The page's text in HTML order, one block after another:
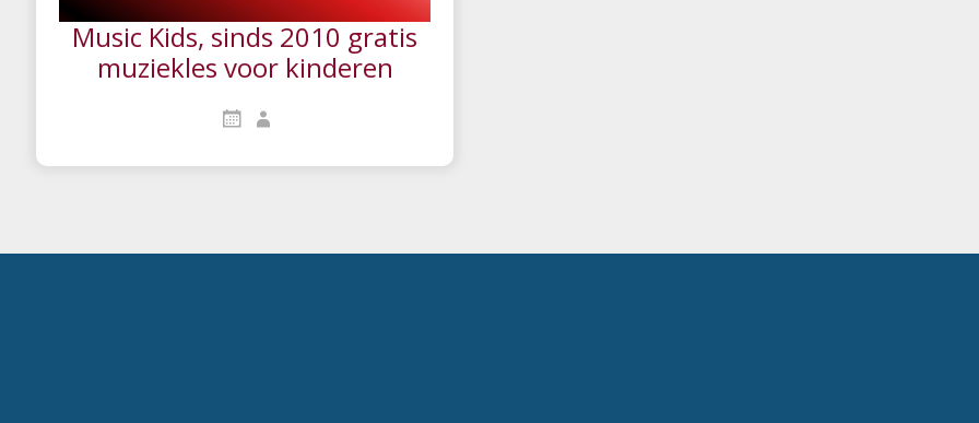
Music Kids, sinds 2010 gratis
muziekles voor kinderen